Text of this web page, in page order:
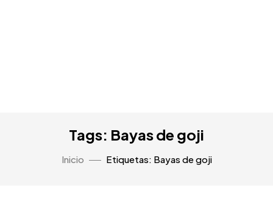
Tags: Bayas de goji
Inicio Etiquetas: Bayas de goji